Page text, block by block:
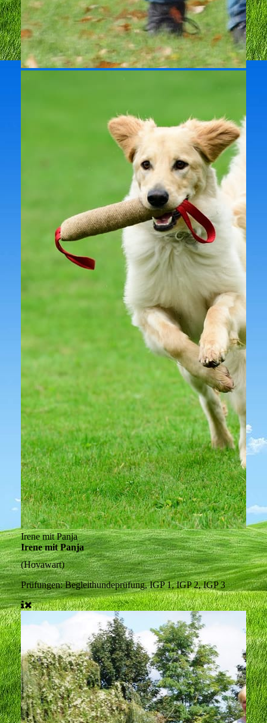
Irene mit Panja
Irene mit Panja
(Hovawart)
Prüfungen:Begleithundeprüfung, IGP 1, IGP 2, IGP 3